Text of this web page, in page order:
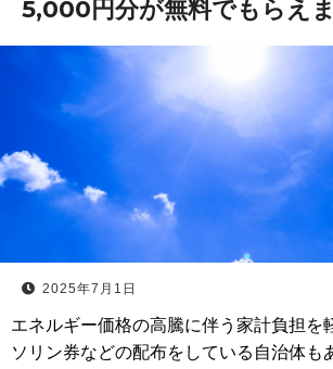
5,000円分が無料でもらえま
2025年7月1日
エネルギー価格の高騰に伴う家計負担を
ソリン券などの配布をしている自治体も